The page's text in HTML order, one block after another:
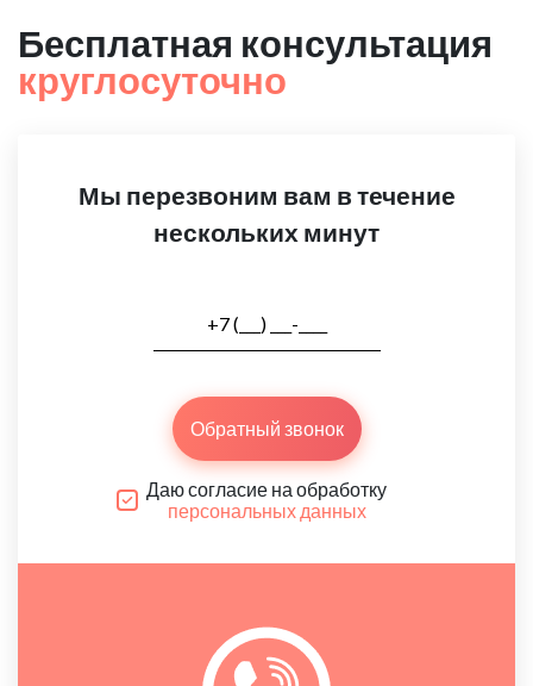
Бесплатная консультация
круглосуточно
Мы перезвоним вам в течение
нескольких минут
Обратный звонок
Даю согласие на обработку
персональных данных